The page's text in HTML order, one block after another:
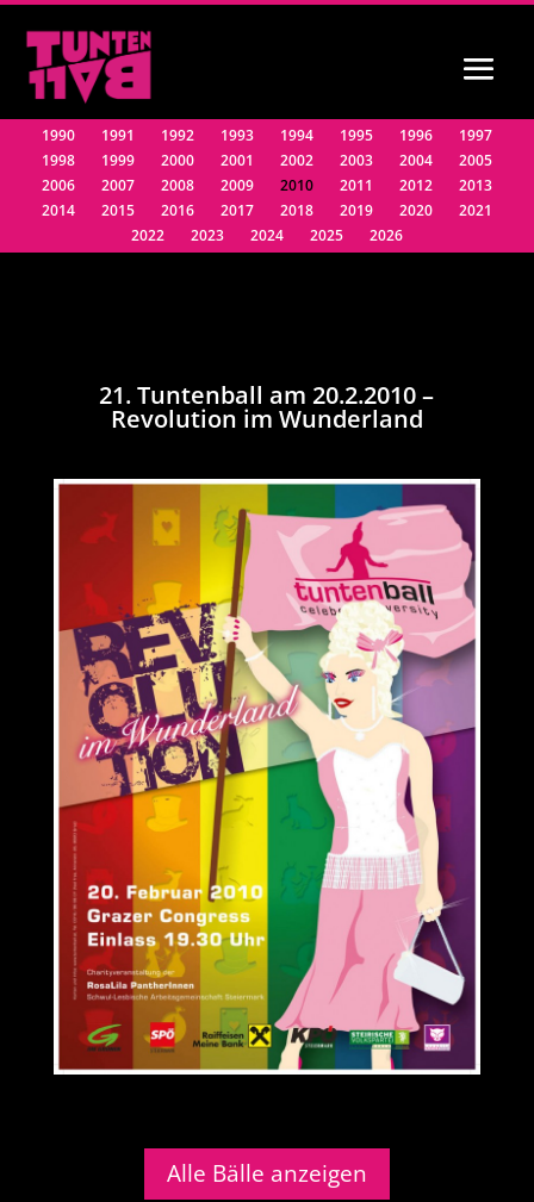
1990 1991 1992 1993 1994 1995 1996
1997
1998
1999 2000 2001 2002 2003 2004
2005
2006
2007 2008 2009 2010 2011 2012
2013
2014
2015 2016 2017 2018 2019 2020
2021
2022
2023 2024 2025 2026
21. Tuntenball am 20.2.2010 –
Revolution im Wunderland
Alle Bälle anzeigen